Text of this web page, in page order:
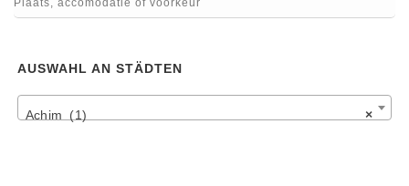
AUSWAHL AN STÄDTEN
×
Achim (1)